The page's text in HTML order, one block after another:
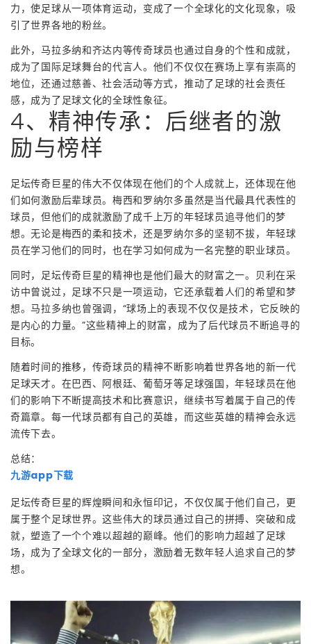
力，使足球从一项体育运动，变成了一个全球化的文化现象，吸
引了世界各地的粉丝。
此外，马拉多纳和齐达内等传奇球员也通过自身的个性和成就，
成为了国际足球舞台的代言人。他们不仅仅在赛场上享有崇高的
地位，还通过慈善、社会活动等方式，推动了足球的社会责任
感，成为了足球文化的全球性象征。
4、精神传承：后继者的激
励与榜样
足坛传奇巨星的伟大不仅体现在他们的个人成就上，还体现在他
们如何激励后辈球员。梅西和罗纳尔多虽然是当代最具代表性的
球员，但他们的成就激励了成千上万的年轻球员追寻他们的梦
想。无论是梅西的柔和技术，还是罗纳尔多的坚韧不拔，年轻球
员在学习他们的同时，也在学习如何成为一名完整的职业球员。
同时，足坛传奇巨星的精神也是他们最大的财富之一。贝利在采
访中曾说过，足球不只是一项运动，它还承载着人们的希望和梦
想。马拉多纳也曾强调，“球场上的表现不仅仅是技术，它反映的
是内心的力量。”这些精神上的财富，成为了后代球员不断追寻的
目标。
随着时间的推移，传奇球员的精神不断影响着世界各地的新一代
足球天才。在巴西、阿根廷、葡萄牙等足球强国，年轻球员在他
们的影响下不断提高技术和比赛意识，继续书写着属于自己的传
奇篇章。每一代球员都有自己的英雄，而这些英雄的精神会永远
流传下去。
总结：
九游app下载
足坛传奇巨星的辉煌瞬间和永恒印记，不仅仅属于他们自己，更
属于整个足球世界。这些伟大的球员通过自己的拼搏、突破和成
就，塑造了一个个难以超越的巅峰。他们的影响力超越了足球
场，成为了全球文化的一部分，激励着无数年轻人追求自己的梦
想。